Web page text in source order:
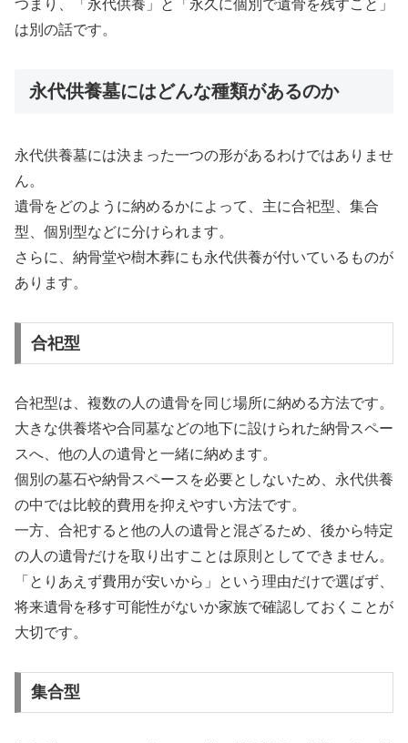
つまり、「永代供養」と「永久に個別で遺骨を残すこと」
は別の話です。
永代供養墓にはどんな種類があるのか
永代供養墓には決まった一つの形があるわけではありませ
ん。
遺骨をどのように納めるかによって、主に合祀型、集合
型、個別型などに分けられます。
さらに、納骨堂や樹木葬にも永代供養が付いているものが
あります。
合祀型
合祀型は、複数の人の遺骨を同じ場所に納める方法です。
大きな供養塔や合同墓などの地下に設けられた納骨スペー
スへ、他の人の遺骨と一緒に納めます。
個別の墓石や納骨スペースを必要としないため、永代供養
の中では比較的費用を抑えやすい方法です。
一方、合祀すると他の人の遺骨と混ざるため、後から特定
の人の遺骨だけを取り出すことは原則としてできません。
「とりあえず費用が安いから」という理由だけで選ばず、
将来遺骨を移す可能性がないか家族で確認しておくことが
大切です。
集合型